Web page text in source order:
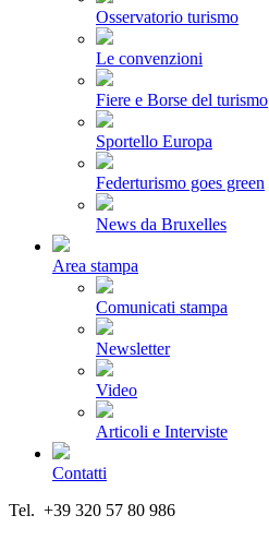
Osservatorio turismo
Le convenzioni
Fiere e Borse del turismo
Sportello Europa
Federturismo goes green
News da Bruxelles
Area stampa
Comunicati stampa
Newsletter
Video
Articoli e Interviste
Contatti
Tel. +39 320 57 80 986